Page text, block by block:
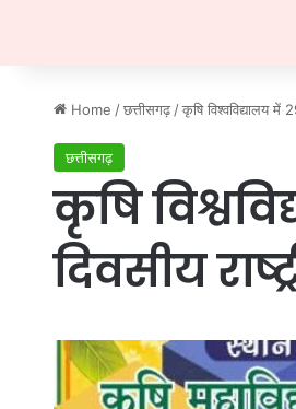
Home / छत्तीसगढ़ / कृषि विश्वविद्यालय में
छत्तीसगढ़
कृषि
दिवसीय